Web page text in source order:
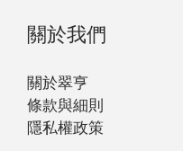
關於我們
關於翠亨
條款與細則
隱私權政策